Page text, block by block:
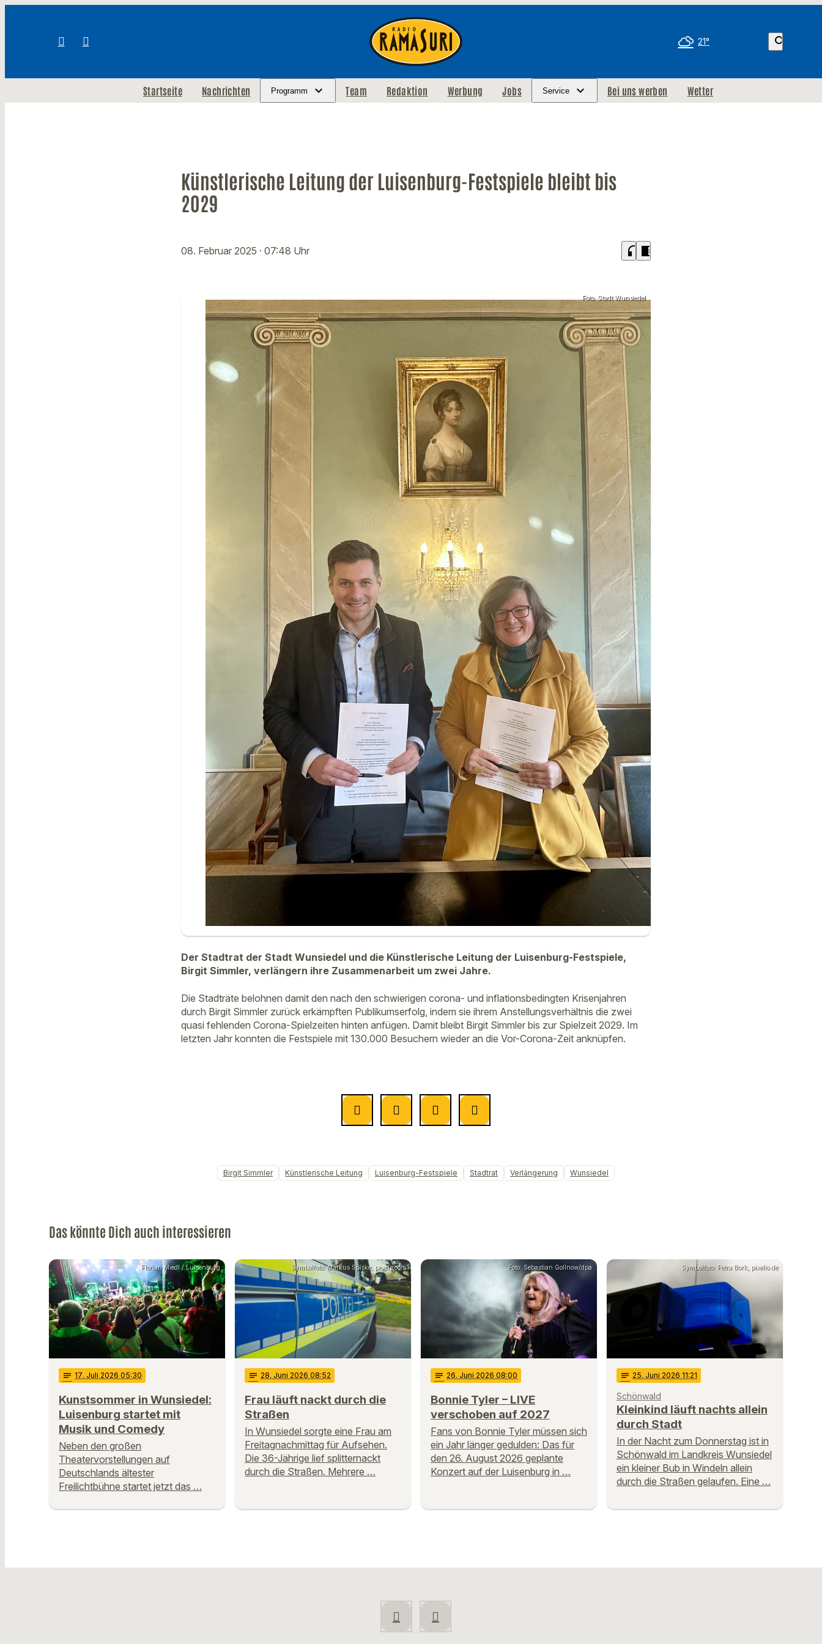
21° search
Startseite Nachrichten Programm Team Redaktion Werbung Jobs Service Bei uns werben Wetter
Künstlerische Leitung der Luisenburg-Festspiele bleibt bis
2029
08. Februar 2025 · 07:48 Uhr headphones chrome_reader_mode
Foto: Stadt Wunsiedel
Der Stadtrat der Stadt Wunsiedel und die Künstlerische Leitung der Luisenburg-Festspiele,
Birgit Simmler, verlängern ihre Zusammenarbeit um zwei Jahre.
Die Stadträte belohnen damit den nach den schwierigen corona- und inflationsbedingten Krisenjahren
durch Birgit Simmler zurück erkämpften Publikumserfolg, indem sie ihrem Anstellungsverhältnis die zwei
quasi fehlenden Corona-Spielzeiten hinten anfügen. Damit bleibt Birgit Simmler bis zur Spielzeit 2029. Im
letzten Jahr konnten die Festspiele mit 130.000 Besuchern wieder an die Vor-Corona-Zeit anknüpfen.
Birgit Simmler Künstlerische Leitung Luisenburg-Festspiele Stadtrat Verlängerung Wunsiedel
Das könnte Dich auch interessieren
Florian Miedl / Luisenburg
notes 17. Juli 2026 05:30
Kunstsommer in Wunsiedel:
Luisenburg startet mit
Musik und Comedy
Neben den großen
Theatervorstellungen auf
Deutschlands ältester
Freilichtbühne startet jetzt das …
Symbolfoto: Markus Spiske, pexels.com
notes 28. Juni 2026 08:52
Frau läuft nackt durch die
Straßen
In Wunsiedel sorgte eine Frau am
Freitagnachmittag für Aufsehen.
Die 36-Jährige lief splitternackt
durch die Straßen. Mehrere …
Foto: Sebastian Gollnow/dpa
notes 26. Juni 2026 08:00
Bonnie Tyler – LIVE
verschoben auf 2027
Fans von Bonnie Tyler müssen sich
ein Jahr länger gedulden: Das für
den 26. August 2026 geplante
Konzert auf der Luisenburg in …
Symbolfoto: Petra Bork, pixelio.de
notes 25. Juni 2026 11:21
Schönwald
Kleinkind läuft nachts allein
durch Stadt
In der Nacht zum Donnerstag ist in
Schönwald im Landkreis Wunsiedel
ein kleiner Bub in Windeln allein
durch die Straßen gelaufen. Eine …